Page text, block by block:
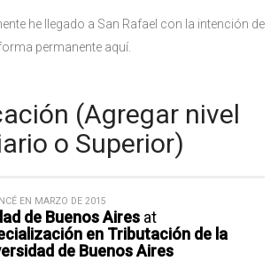
he llegado a San Rafael con la intención de
permanente aquí.
(Agregar nivel
o Superior)
EN MARZO DE 2015
de Buenos Aires at
en Tributación de la
de Buenos Aires